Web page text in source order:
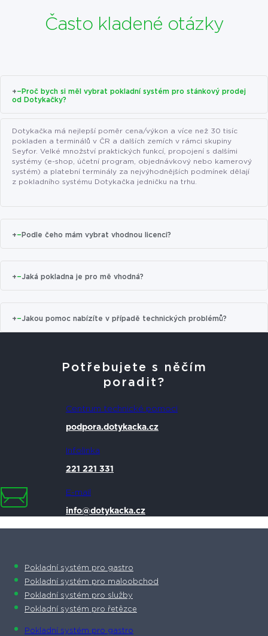
Často kladené otázky
+− Proč bych si měl vybrat pokladní systém pro stánkový prodej
od Dotykačky?
Dotykačka má nejlepší poměr cena/výkon a více než 30 tisíc
pokladen a terminálů v ČR a dalších zemích v rámci skupiny
Seyfor. Velké množství praktických funkcí, propojení s dalšími
systémy (e-shop, účetní program, objednávkový nebo kamerový
systém) a platební terminály za nejvýhodnějších podmínek dělají
z pokladního systému Dotykačka jedničku na trhu.
+− Podle čeho mám vybrat vhodnou licenci?
+−Jaká pokladna je pro mě vhodná?
+−Jakou pomoc nabízíte v případě technických problémů?
Potřebujete s něčím
poradit?
Centrum technické pomoci
podpora.dotykacka.cz
Infolinka
221 221 331
E-mail
info@dotykacka.cz
Pokladní systém pro gastro
Pokladní systém pro maloobchod
Pokladní systém pro služby
Pokladní systém pro řetězce
Pokladní systém pro gastro